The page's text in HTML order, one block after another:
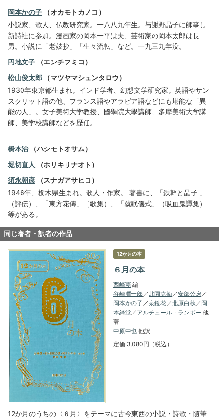
岡本かの子 （オカモトカノコ）
小説家、歌人、仏教研究家。一八八九年生。与謝野晶子に師事し
新詩社に参加。漫画家の岡本一平は夫、芸術家の岡本太郎は長
男。小説に「老妓抄」「生々流転」など。一九三九年没。
円地文子 （エンチフミコ）
松山俊太郎 （マツヤマシュンタロウ）
1930年東京都生まれ。インド学者、幻想文学研究家。英語やサン
スクリット語の他、フランス語やアラビア語などにも堪能な「異
能の人」。女子美術大学教授、國學院大學講師、多摩美術大学講
師、美学校講師などを歴任。
橋本治（ハシモトオサム）
堀切直人
（ホリキリナオト）
須永朝彦 （スナガアサヒコ）
1946年、栃木県生まれ。歌人・作家。 著書に、「鉄幹と晶子 」
（評伝）、「東方花傳」（歌集）、「就眠儀式」（吸血鬼譚集）
等がある。
同じ著者・訳者の作品
12か月の本
６月の本
西崎憲 編
谷崎潤一郎／北園克衛／安部公房／
岡本かの子／ 泉鏡花／北原白秋 ／ 岡
本綺堂／ アルチュール・ランボー 他
著
中原中也 他訳
定価 3,080円（税込）
12か月のうちの〈６月〉をテーマに古今東西の小説・詩歌・随筆